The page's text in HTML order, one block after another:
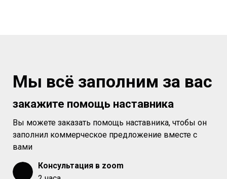
Мы всё заполним за вас
закажите помощь наставника
Вы можете заказать помощь наставника, чтобы он
заполнил коммерческое предложение вместе с
вами
Консультация в zoom